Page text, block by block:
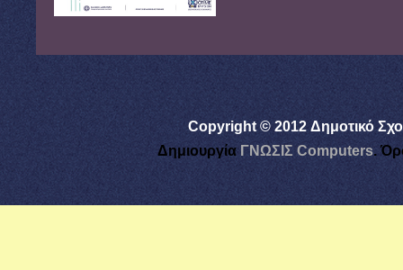
Copyright © 2012 Δημοτικό
Δημιουργία ΓΝΩΣΙΣ Computers.